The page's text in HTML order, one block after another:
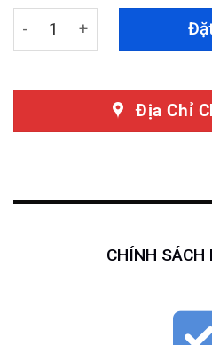
Dán PPF Audi Q3
Địa Chỉ
CHÍNH SÁCH